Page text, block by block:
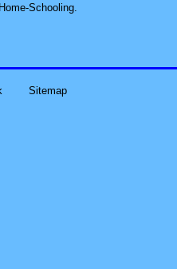
Schooling.
und Sorgen rund um
Sitemap